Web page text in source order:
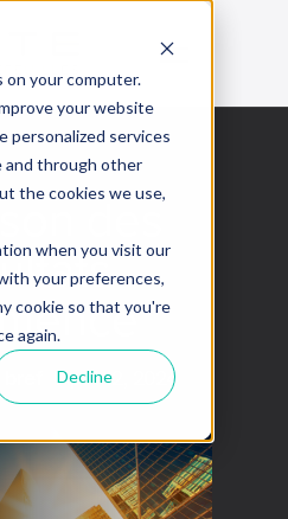
your computer.
your website
personalized services
and through other
the cookies we use,
when you visit our
your preferences,
cookie so that you're
again.
Decline
des
April 12, 2024